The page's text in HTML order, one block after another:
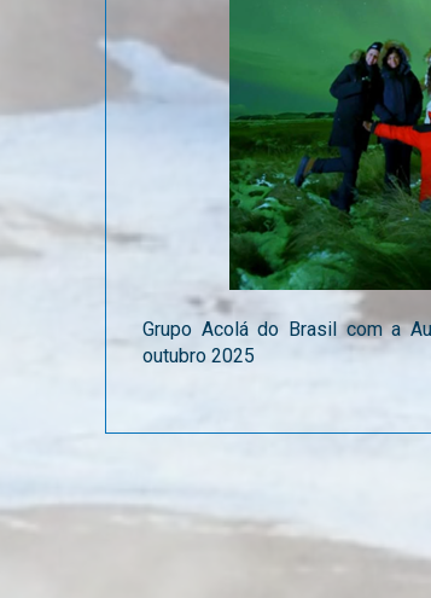
Grupo Acolá do Brasil com a
outubro 2025